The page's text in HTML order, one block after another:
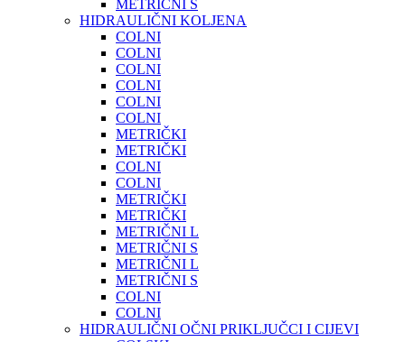
METRIČNI S
HIDRAULIČNI KOLJENA
COLNI
COLNI
COLNI
COLNI
COLNI
COLNI
METRIČKI
METRIČKI
COLNI
COLNI
METRIČKI
METRIČKI
METRIČNI L
METRIČNI S
METRIČNI L
METRIČNI S
COLNI
COLNI
HIDRAULIČNI OČNI PRIKLJUČCI I CIJEVI